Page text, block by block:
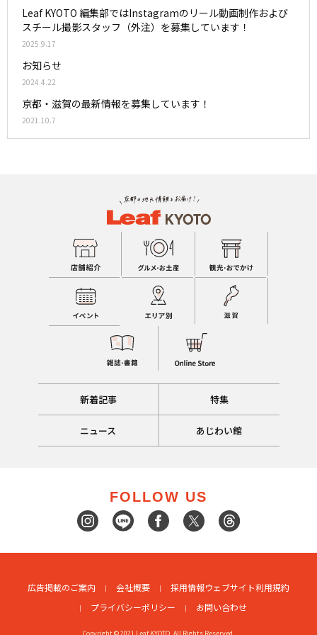
Leaf KYOTO 編集部ではInstagramのリール動画制作および
スチール撮影スタッフ（外注）を募集しています！
2025.9.17
お知らせ
2024.4.22
京都・滋賀の最新情報を募集しています！
2021.10.7
新着記事 特集
ニュース あじわい館
FOLLOW US
広告掲載のご案内 会社概要 採用情報ウェブサイト利用規約
プライバシーポリシー
お問い合わせ
Copyright © 2021 Leaf KYOTO. All Rights Reserved.